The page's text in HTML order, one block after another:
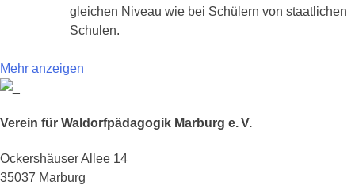
gleichen Niveau wie bei Schülern von staatlichen
Schulen.
Mehr anzeigen
Verein für Waldorfpädagogik Marburg e. V.
Ockershäuser Allee 14
35037 Marburg